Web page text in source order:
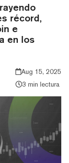
récord,
e
en los
Aug 15, 2025
3 min lectura